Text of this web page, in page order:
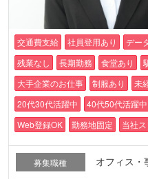
交通費支給 社員登用あり デー
残業なし
長期勤務 食堂あり
大手企業のお仕事
制服あり 未
20代30代活躍中
40代50代活躍中
Web登録OK
勤務地固定 当社
募集職種 オフィス・